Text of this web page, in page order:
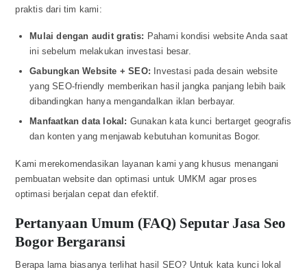
praktis dari tim kami:
Mulai dengan audit gratis: Pahami kondisi website Anda saat
ini sebelum melakukan investasi besar.
Gabungkan Website + SEO: Investasi pada desain website
yang SEO-friendly memberikan hasil jangka panjang lebih baik
dibandingkan hanya mengandalkan iklan berbayar.
Manfaatkan data lokal: Gunakan kata kunci bertarget geografis
dan konten yang menjawab kebutuhan komunitas Bogor.
Kami merekomendasikan layanan kami yang khusus menangani
pembuatan website dan optimasi untuk UMKM agar proses
optimasi berjalan cepat dan efektif.
Pertanyaan Umum (FAQ) Seputar Jasa Seo
Bogor Bergaransi
Berapa lama biasanya terlihat hasil SEO? Untuk kata kunci lokal